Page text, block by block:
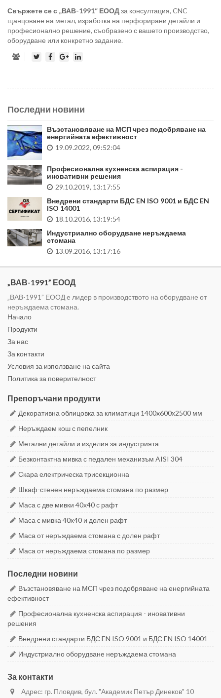
Свържете се с „ВАВ-1991“ ЕООДза консултация, CNC
щанцоване на метал, изработка на перфорирани детайли и
професионално решение, съобразено с вашето производство,
оборудване или конкретно задание.
Последни новини
Възстановяване на МСП чрез подобряване на
енергийната ефективност
19.09.2022, 09:52:04
Професионална кухненска аспирация -
иновативни решения
29.10.2019, 13:17:55
Внедрени стандарти БДС EN ISO 9001 и БДС EN
ISO 14001
18.10.2016, 13:19:54
Индустриално оборудване неръждаема
стомана
13.09.2016, 13:17:16
„ВАВ-1991” ЕООД
„ВАВ-1991” ЕООД е лидер в производството на оборудване от
неръждаема стомана.
Начало
Продукти
За нас
За контакти
Условия за използване на сайта
Политика за поверителност
Препоръчани продукти
Декоративна облицовка за климатици 1400x600x2500 мм
Неръждаем кош с пепелник
Метални детайли и изделия за индустрията
Безконтактна мивка с педален механизъм AISI 304
Скара електрическа трисекционна
Шкаф-стенен неръждаема стомана по размер
Маса с две мивки 40х40 с рафт
Маса с мивка 40х40 и долен рафт
Маса от неръждаема стомана с долен рафт
Маса от неръждаема стомана по размер
Последни новини
Възстановяване на МСП чрез подобряване на енергийната
ефективност
Професионална кухненска аспирация - иновативни
решения
Внедрени стандарти БДС EN ISO 9001 и БДС EN ISO 14001
Индустриално оборудване неръждаема стомана
За контакти
Адрес: гр. Пловдив, бул. "Академик Петър Динеков" 10